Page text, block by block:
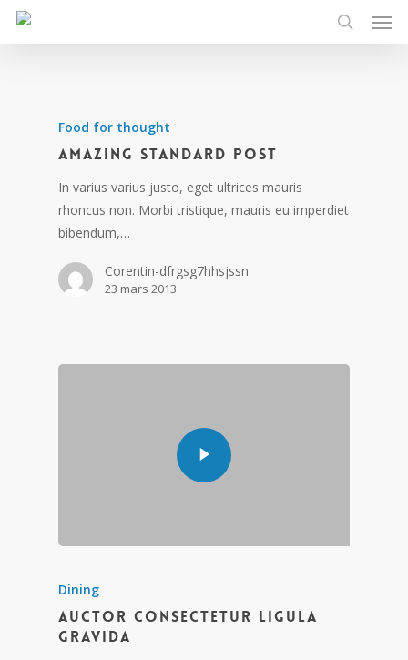
Skip
search
Food for thought
Amazing standard post
In varius varius justo, eget ultrices mauris
rhoncus non. Morbi tristique, mauris eu imperdiet
bibendum,…
Corentin-dfrgsg7hhsjssn
23 mars 2013
Dining
Auctor consectetur ligula
gravida